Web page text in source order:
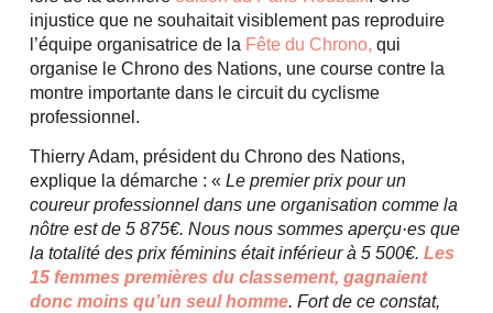
injustice que ne souhaitait visiblement pas reproduire
l’équipe organisatrice de la Fête du Chrono, qui
organise le Chrono des Nations, une course contre la
montre importante dans le circuit du cyclisme
professionnel.
Thierry Adam, président du Chrono des Nations,
explique la démarche : « Le premier prix pour un
coureur professionnel dans une organisation comme la
nôtre est de 5 875€. Nous nous sommes aperçu·es que
la totalité des prix féminins était inférieur à 5 500€. Les
15 femmes premières du classement, gagnaient
donc moins qu’un seul homme. Fort de ce constat,